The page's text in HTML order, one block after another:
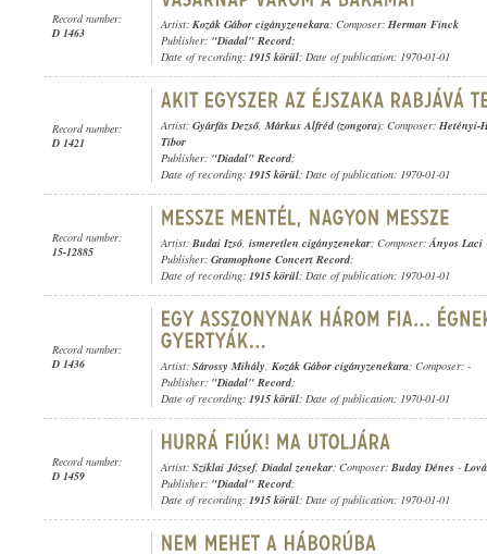
Record number:
D 1463
Artist: Kozák Gábor cigányzenekara; Composer: Herman Finck
Publisher: "Diadal" Record;
Date of recording: 1915 körül; Date of publication: 1970-01-01
Record number:
D 1421
Artist: Gyárfás Dezső, Márkus Alfréd (zongora); Composer: Hetényi-
Tibor
Publisher: "Diadal" Record;
Date of recording: 1915 körül; Date of publication: 1970-01-01
Record number:
15-12885
Artist: Budai Izsó, ismeretlen cigányzenekar; Composer:Ányos Laci
Publisher: Gramophone Concert Record;
Date of recording: 1915 körül; Date of publication: 1970-01-01
Record number:
D 1436
Artist: Sárossy Mihály, Kozák Gábor cigányzenekara; Composer: -
Publisher: "Diadal" Record;
Date of recording: 1915 körül; Date of publication: 1970-01-01
Record number:
D 1459
Artist: Sziklai József,Diadal zenekar; Composer: Buday Dénes -
Publisher: "Diadal" Record;
Date of recording: 1915 körül; Date of publication: 1970-01-01